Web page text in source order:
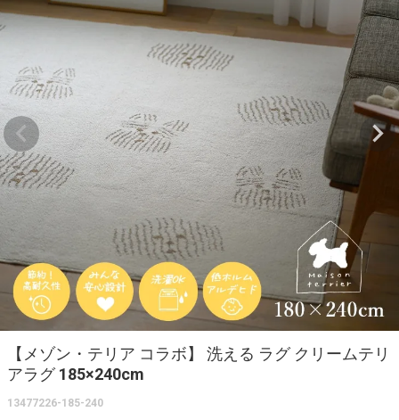
【メゾン・テリア コラボ】 洗える ラグ クリームテリ
アラグ 185×240cm
13477226-185-240